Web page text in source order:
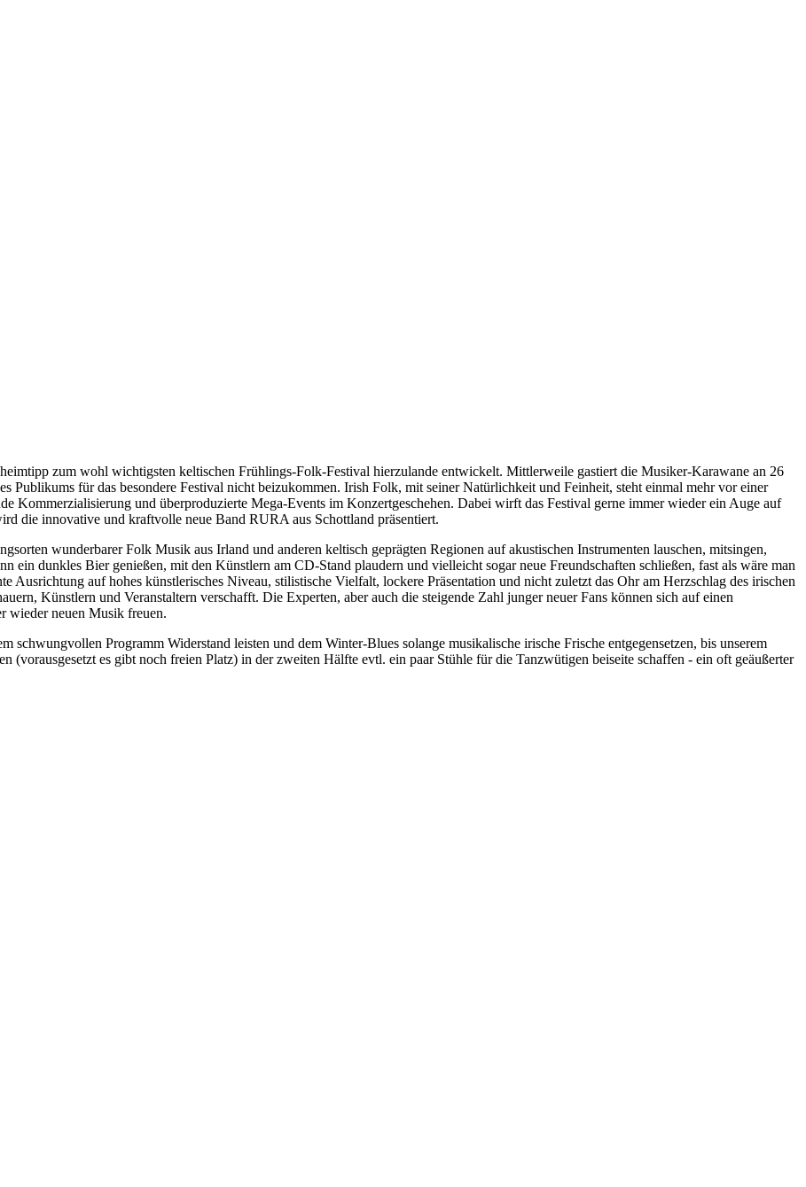
zum wohl wichtigsten keltischen Frühlings-Folk-Festival hierzulande entwickelt. Mittlerweile gastiert die Musiker-Karawane an 26
Publikums für das besondere Festival nicht beizukommen. Irish Folk, mit seiner Natürlichkeit und Feinheit, steht einmal mehr vor einer
Kommerzialisierung und überproduzierte Mega-Events im Konzertgeschehen. Dabei wirft das Festival gerne immer wieder ein Auge auf
die innovative und kraftvolle neue Band RURA aus Schottland präsentiert.
wunderbarer Folk Musik aus Irland und anderen keltisch geprägten Regionen auf akustischen Instrumenten lauschen, mitsingen,
ein dunkles Bier genießen, mit den Künstlern am CD-Stand plaudern und vielleicht sogar neue Freundschaften schließen, fast als wäre man
Ausrichtung auf hohes künstlerisches Niveau, stilistische Vielfalt, lockere Präsentation und nicht zuletzt das Ohr am Herzschlag des irischen
Künstlern und Veranstaltern verschafft. Die Experten, aber auch die steigende Zahl junger neuer Fans können sich auf einen
wieder neuen Musik freuen.
schwungvollen Programm Widerstand leisten und dem Winter-Blues solange musikalische irische Frische entgegensetzen, bis unserem
(vorausgesetzt es gibt noch freien Platz) in der zweiten Hälfte evtl. ein paar Stühle für die Tanzwütigen beiseite schaffen - ein oft geäußerter